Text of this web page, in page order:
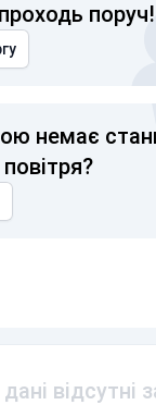
поруч!
немає
дані відсутні